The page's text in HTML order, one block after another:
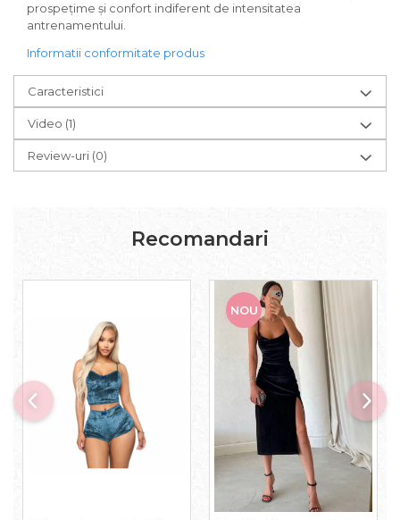
prospețime și confort indiferent de intensitatea
antrenamentului.
Informatii conformitate produs
Caracteristici
Video (1)
Review-uri (0)
Recomandari
NOU